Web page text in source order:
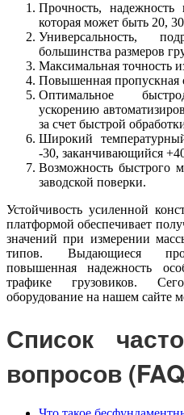
Прочность, надежность
которая может быть 20,
Универсальность,
большинства размеров
Максимальная точность
Повышенная пропускная
Оптимальное
ускорению
за счет быстрой
Широкий
-30, заканчивающийся
Возможность быстрого
заводской поверки.
Устойчивость усиленной
платформой обеспечивает
значений при измерении
типов. Выдающиеся
повышенная надежность
трафике грузовиков.
оборудование на нашем сайте
Список
вопросов